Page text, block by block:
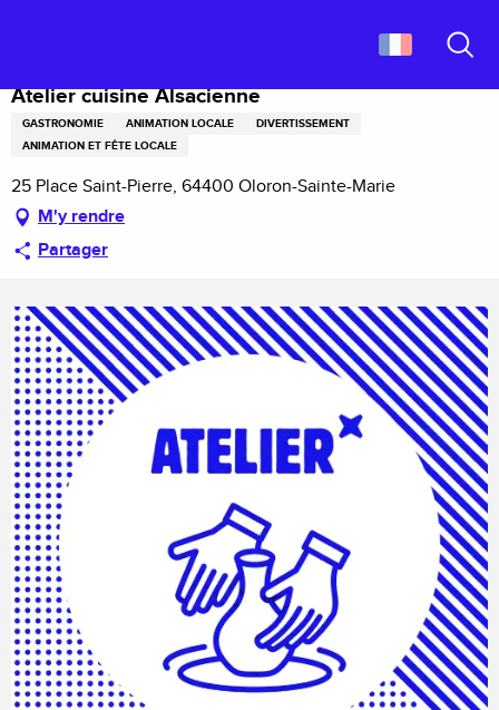
principal
Atelier cuisine Alsacienne
GASTRONOMIE ANIMATION LOCALE
DIVERTISSEMENT
ANIMATION ET FÊTE LOCALE
25 Place Saint-Pierre, 64400 Oloron-Sainte-Marie
M'y rendre
Partager